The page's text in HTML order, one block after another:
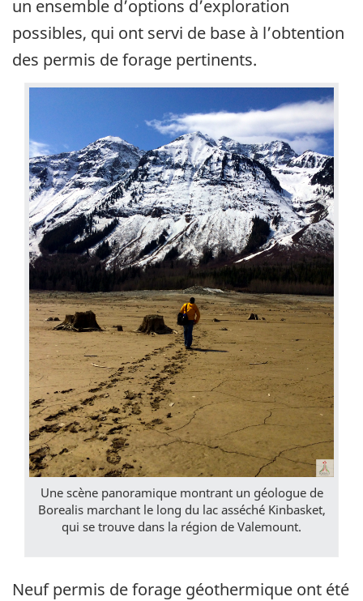
un ensemble d’options d’exploration
possibles, qui ont servi de base à l’obtention
des permis de forage pertinents.
Une scène panoramique montrant un géologue de
Borealis marchant le long du lac asséché Kinbasket,
qui se trouve dans la région de Valemount.
Neuf permis de forage géothermique ont été